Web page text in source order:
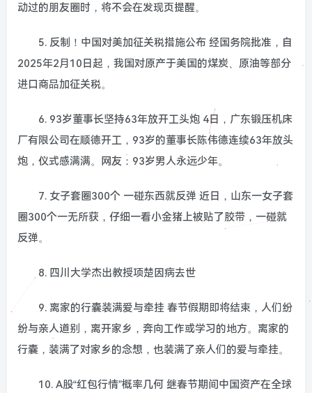
动过的朋友圈时，将不会在发现页提醒。
5. 反制！中国对美加征关税措施公布 经国务院批准，自
2025年2月10日起，我国对原产于美国的煤炭、原油等部分
进口商品加征关税。
6. 93岁董事长坚持63年放开工头炮 4日，广东锻压机床
厂有限公司在顺德开工，93岁的董事长陈伟德连续63年放头
炮，仪式感满满。网友：93岁男人永远少年。
7. 女子套圈300个 一碰东西就反弹 近日，山东一女子套
圈300个一无所获，仔细一看小金猪上被贴了胶带，一碰就
反弹。
8. 四川大学杰出教授项楚因病去世
9. 离家的行囊装满爱与牵挂 春节假期即将结束，人们纷
纷与亲人道别，离开家乡，奔向工作或学习的地方。离家的
行囊，装满了对家乡的念想，也装满了亲人们的爱与牵挂。
10. A股“红包行情”概率几何 继春节期间中国资产在全球